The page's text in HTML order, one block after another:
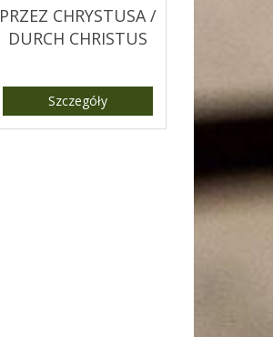
PRZEZ CHRYSTUSA /
DURCH CHRISTUS
Szczegóły